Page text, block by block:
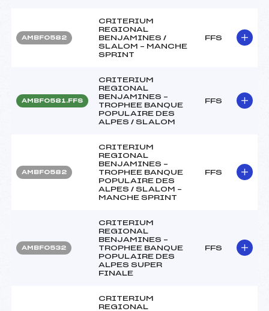
AMBFO582
CRITERIUM
REGIONAL
BENJAMINES /
SLALOM – MANCHE
SPRINT
FFS
AMBF0581.FFS
CRITERIUM
REGIONAL
BENJAMINES –
TROPHEE BANQUE
POPULAIRE DES
ALPES / SLALOM
FFS
AMBF0582
CRITERIUM
REGIONAL
BENJAMINES –
TROPHEE BANQUE
POPULAIRE DES
ALPES / SLALOM –
MANCHE SPRINT
FFS
AMBF0532
CRITERIUM
REGIONAL
BENJAMINES –
TROPHEE BANQUE
POPULAIRE DES
ALPES SUPER
FINALE
FFS
CRITERIUM
REGIONAL